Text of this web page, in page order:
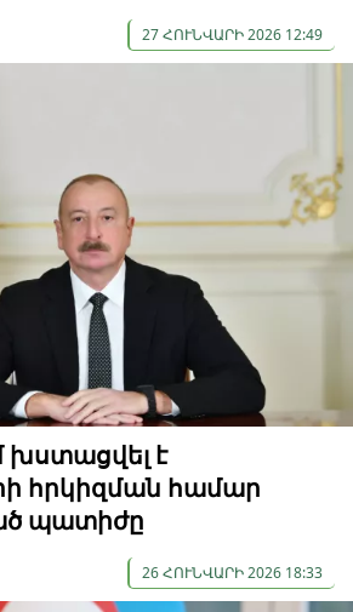
27 ՀՈՒՆՎԱՐԻ 2026 12:49
խստացվել է
հրկիզման համար
պատիժը
26 ՀՈՒՆՎԱՐԻ 2026 18:33